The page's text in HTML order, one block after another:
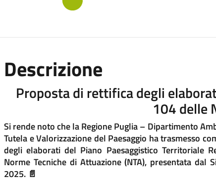
Descrizione
Proposta di rettifica degli
104 delle
Si rende noto che la Regione Puglia – Dipartimento
Tutela e Valorizzazione del Paesaggio ha trasmesso
degli elaborati del Piano Paesaggistico Territoriale
Norme Tecniche di Attuazione (NTA), presentata dal
2025. 📄